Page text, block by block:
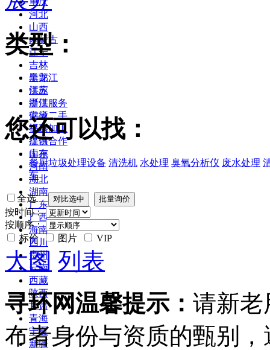
河北
山西
内蒙古
辽宁
吉林
黑龙江
江苏
浙江
安徽
福建
江西
山东
河南
湖北
湖南
广东
广西
海南
四川
贵州
云南
西藏
陕西
甘肃
青海
宁夏
新疆
类型：
全部
供应
提供服务
供应二手
提供加工
提供合作
库存
您还可以找：
餐厨垃圾处理设备 清洗机 水处理 臭氧分析仪 废水处理
车
全选
按时间：
按顺序：
标价
图片 VIP
大图 列表
寻环网温馨提示： 请新老
布者身份与资质的甄别